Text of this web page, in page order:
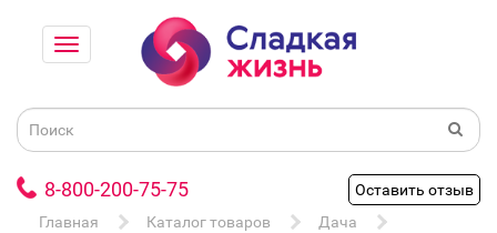
8-800-200-75-75
Оставить отзыв
Главная
Каталог товаров
Дача